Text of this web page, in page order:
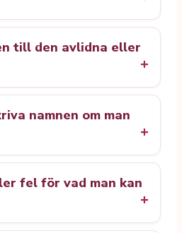
till den avlidna eller
namnen om man
fel för vad man kan